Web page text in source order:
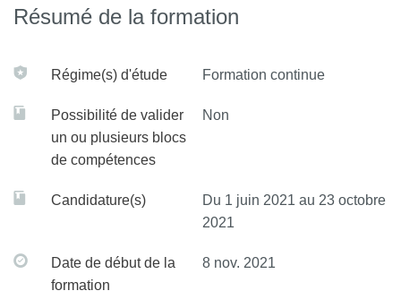
au diagnostic et à moindre coût.
Devant une plaie, savoir reconnaître celles qui justifient
Devant un traumatisme fermé, faire le diagnostic
lésionnel.
Savoir adresser un patient à un spécialiste médical ou
Deuxième année :
Résumé de la formation
Régime(s) d'étude Formation continue
Possibilité de valider
un ou plusieurs blocs
de compétences
Non
Candidature(s)
Du 1 juin 2021 au 23 octobre
2021
Date de début de la
formation
8 nov. 2021